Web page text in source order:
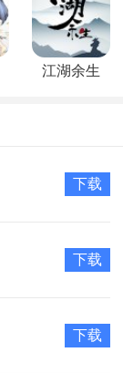
江湖余生
下载
下载
下载